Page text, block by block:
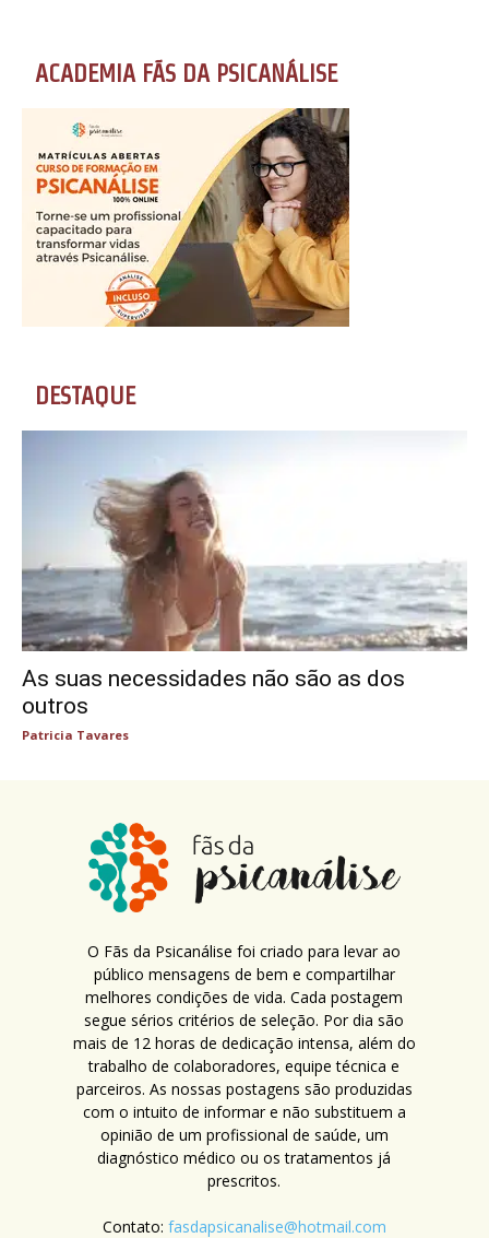
ACADEMIA FÃS DA PSICANÁLISE
DESTAQUE
As suas necessidades não são as dos
outros
Patricia Tavares
O Fãs da Psicanálise foi criado para levar ao
público mensagens de bem e compartilhar
melhores condições de vida. Cada postagem
segue sérios critérios de seleção. Por dia são
mais de 12 horas de dedicação intensa, além do
trabalho de colaboradores, equipe técnica e
parceiros. As nossas postagens são produzidas
com o intuito de informar e não substituem a
opinião de um profissional de saúde, um
diagnóstico médico ou os tratamentos já
prescritos.
Contato: fasdapsicanalise@hotmail.com